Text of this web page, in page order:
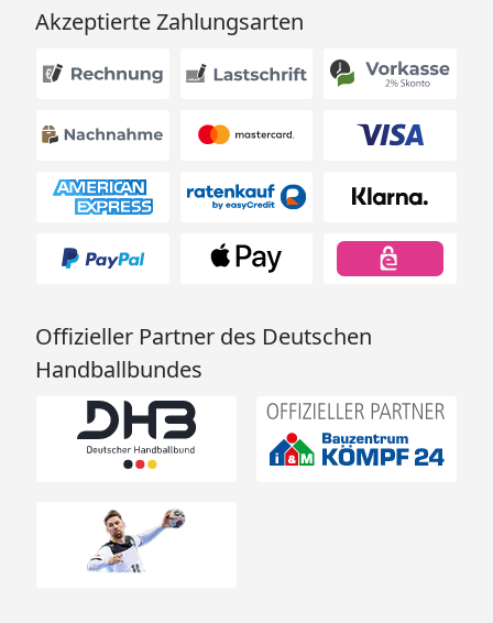
Akzeptierte Zahlungsarten
Offizieller Partner des Deutschen
Handballbundes